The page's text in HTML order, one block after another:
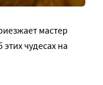
мастер
чудесах на